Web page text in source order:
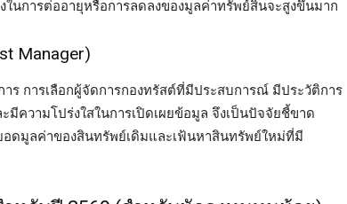
นการต่ออายุหรือการลดลงของมูลค่าทรัพย์สินจะสูงขึ้นมาก
Manager)
ร การเลือกผู้จัดการกองทรัสต์ที่มีประสบการณ์ มีประวัติการ
ะมีความโปร่งใสในการเปิดเผยข้อมูล จึงเป็นปัจจัยชี้ขาด
อดมูลค่าของสินทรัพย์เดิมและเฟ้นหาสินทรัพย์ใหม่ที่มี